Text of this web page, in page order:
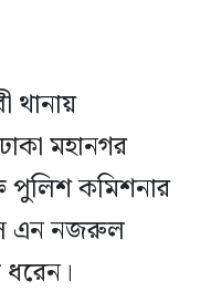
থানায়
মহানগর
পুলিশ কমিশনার
এন নজরুল